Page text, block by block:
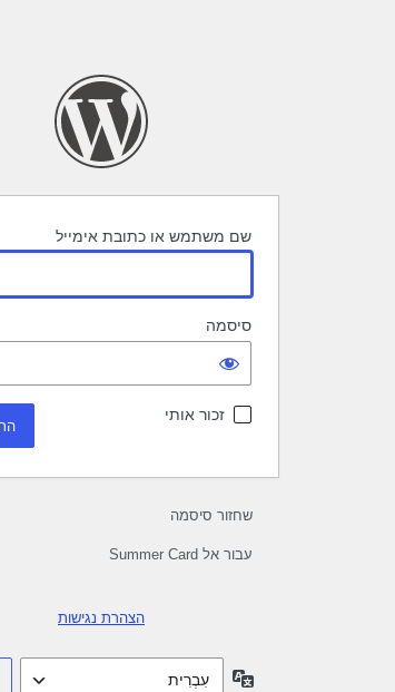
שם משתמש או כתובת אימייל
סיסמה
זכור אותי
שחזור סיסמה
עבור אל Summer Card
הצהרת נגישות
שפה